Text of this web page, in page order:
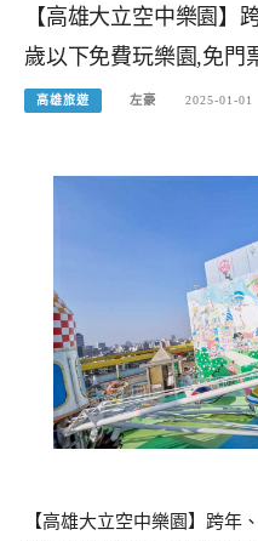
【高雄大立空中樂園】
歲以下免費玩樂園,免門
高雄旅遊 左豪 2025-01-01
【高雄大立空中樂園】跨年